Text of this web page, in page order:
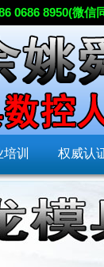
0686 8950(
训 权威认